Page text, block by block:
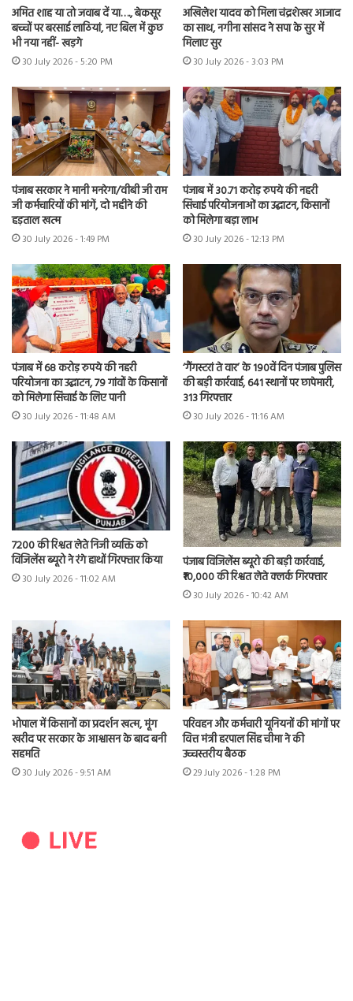
अमित शाह या तो जवाब दें या…., बेकसूर
बच्चों पर बरसाई लाठियां, नए बिल में कुछ
भी नया नहीं- खड़गे
30 July 2026 - 5:20 PM
अखिलेश यादव को मिला चंद्रशेखर आजाद
का साथ, नगीना सांसद ने सपा के सुर में
मिलाए सुर
30 July 2026 - 3:03 PM
पंजाब सरकार ने मानी मनरेगा/वीबी जी राम
जी कर्मचारियों की मांगें, दो महीने की
हड़ताल खत्म
30 July 2026 - 1:49 PM
पंजाब में 30.71 करोड़ रुपये की नहरी
सिंचाई परियोजनाओं का उद्घाटन, किसानों
को मिलेगा बड़ा लाभ
30 July 2026 - 12:13 PM
पंजाब में 68 करोड़ रुपये की नहरी
परियोजना का उद्घाटन, 79 गांवों के किसानों
को मिलेगा सिंचाई के लिए पानी
30 July 2026 - 11:48 AM
‘गैंगस्टरां ते वार’ के 190वें दिन पंजाब पुलिस
की बड़ी कार्रवाई, 641 स्थानों पर छापेमारी,
313 गिरफ्तार
30 July 2026 - 11:16 AM
7200 की रिश्वत लेते निजी व्यक्ति को
विजिलेंस ब्यूरो ने रंगे हाथों गिरफ्तार किया
30 July 2026 - 11:02 AM
पंजाब विजिलेंस ब्यूरो की बड़ी कार्रवाई,
₹10,000 की रिश्वत लेते क्लर्क गिरफ्तार
30 July 2026 - 10:42 AM
भोपाल में किसानों का प्रदर्शन खत्म, मूंग
खरीद पर सरकार के आश्वासन के बाद बनी
सहमति
30 July 2026 - 9:51 AM
परिवहन और कर्मचारी यूनियनों की मांगों पर
वित्त मंत्री हरपाल सिंह चीमा ने की
उच्चस्तरीय बैठक
29 July 2026 - 1:28 PM